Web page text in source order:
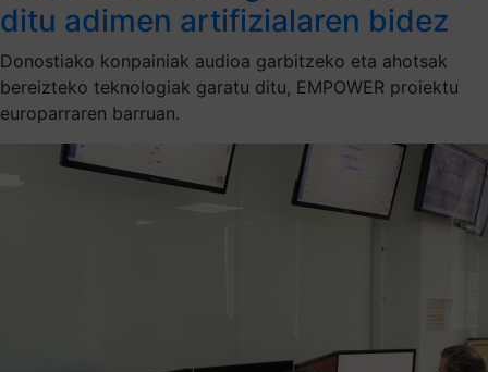
ditu adimen artifizialaren bidez
Donostiako konpainiak audioa garbitzeko eta ahotsak
bereizteko teknologiak garatu ditu, EMPOWER proiektu
europarraren barruan.